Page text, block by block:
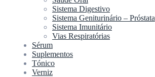
Sistema Digestivo
Sistema Geniturinário – Próstata
Sistema Imunitário
Vias Respiratórias
Sérum
Suplementos
Tónico
Verniz